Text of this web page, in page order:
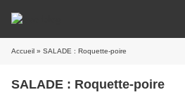
Accueil » SALADE : Roquette-poire
SALADE : Roquette-poire